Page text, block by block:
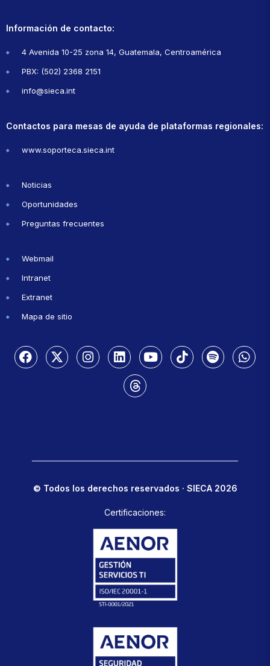
Información de contacto:
4 Avenida 10-25 zona 14, Guatemala, Centroamérica
PBX: (502) 2368 2151
info@sieca.int
Contactos para mesas de ayuda de plataformas regionales:
www.soporteca.sieca.int
Noticias
Oportunidades
Preguntas frecuentes
Webmail
Intranet
Extranet
Mapa de sitio
© Todos los derechos reservados · SIECA 2026
Certificaciones: